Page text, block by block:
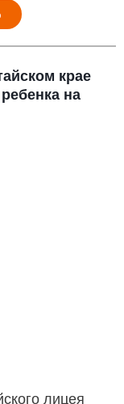
крае
на
лицея